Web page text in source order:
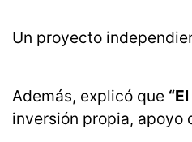
Un proyecto
Además, explicó que
inversión propia, apoyo